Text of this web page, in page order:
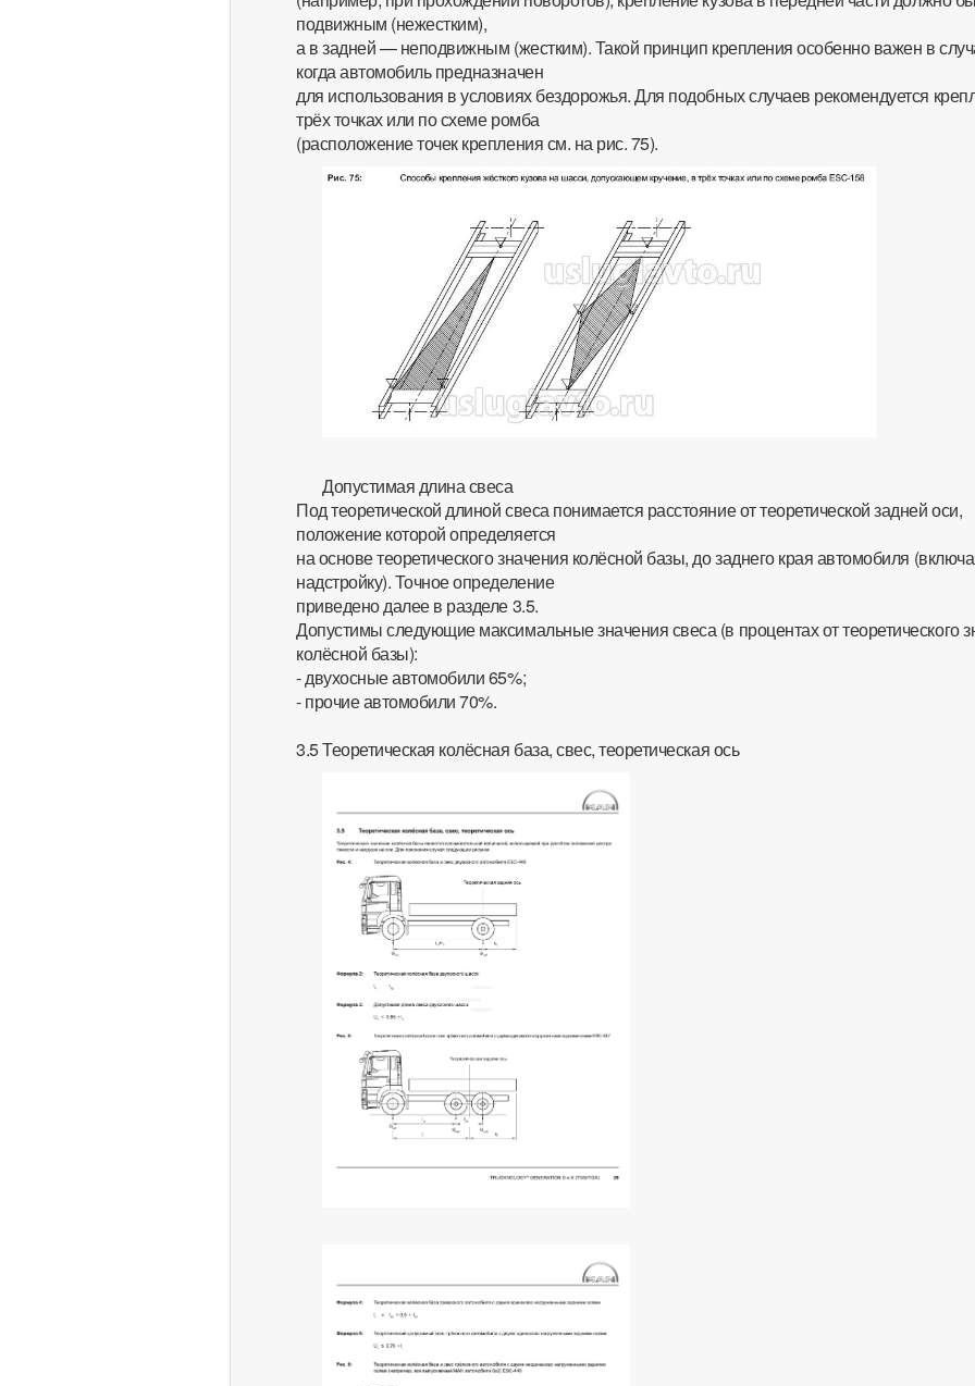
подвижным (нежестким),
а в задней — неподвижным (жестким). Такой принцип крепления особенно важен в
когда автомобиль предназначен
для использования в условиях бездорожья. Для подобных случаев рекомендуется
трёх точках или по схеме ромба
(расположение точек крепления см. на рис. 75).
Допустимая длина свеса
Под теоретической длиной свеса понимается расстояние от теоретической задней оси,
положение которой определяется
на основе теоретического значения колёсной базы, до заднего края автомобиля
надстройку). Точное определение
приведено далее в разделе 3.5.
Допустимы следующие максимальные значения свеса (в процентах от теоретического
колёсной базы):
- двухосные автомобили 65%;
- прочие автомобили 70%.
3.5 Теоретическая колёсная база, свес, теоретическая ось